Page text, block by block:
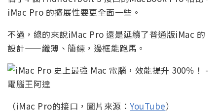
iMac Pro 的擴展性要更全面一些。
不過，總的來說iMac Pro 還是延續了普通版iMac 的
設計——纖薄、簡練，邊框能跑馬。
（iMac Pro的接口，圖片來源： YouTube）